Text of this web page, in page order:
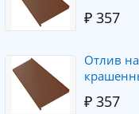
₽ 357
Отлив
₽ 357